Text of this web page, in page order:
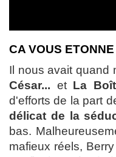
CA VOUS
Il nous avait quand
César... et La
d'efforts de la part
délicat de la
bas.
mafieux réels,